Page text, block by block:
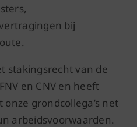
bij
stakingsrecht van de
en CNV en heeft
grondcollega’s net
arbeidsvoorwaarden.